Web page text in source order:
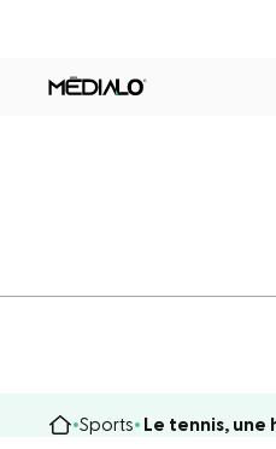
Sports Le tennis, une